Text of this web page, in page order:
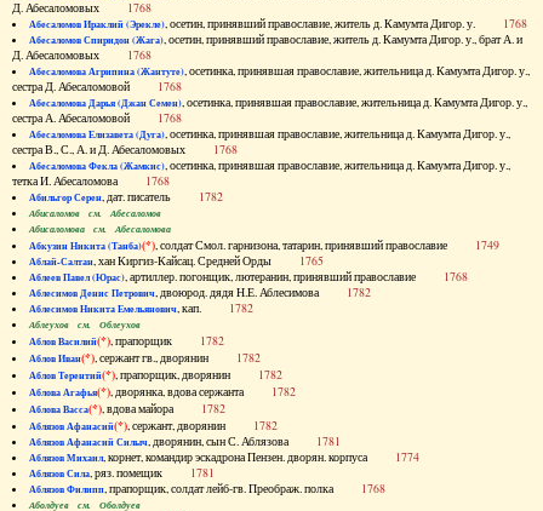
Д. Абесаломовых 1768
Абесаломов Ираклий (Эрекле), осетин, принявший православие, житель д. Камумта Дигор. у. 1768
Абесаломов Спиридон (Жага), осетин, принявший православие, житель д. Камумта Дигор. у., брат А. и
Д. Абесаломовых 1768
Абесаломова Агрипина (Жантуте), осетинка, принявшая православие, жительница д. Камумта Дигор. у.,
сестра Д. Абесаломовой 1768
Абесаломова Дарья (Джан Семен), осетинка, принявшая православие, жительница д. Камумта Дигор. у.,
сестра А. Абесаломовой 1768
Абесаломова Елизавета (Дуга), осетинка, принявшая православие, жительница д. Камумта Дигор. у.,
сестра В., С., А. и Д. Абесаломовых 1768
Абесаломова Фекла (Жамкис), осетинка, принявшая православие, жительница д. Камумта Дигор. у.,
тетка И. Абесаломова 1768
Абильгор Серен, дат. писатель 1782
Абисаломов см. Абесаломов
Абисаломова см. Абесаломова
Абкузин Никита (Танба)(*), солдат Смол. гарнизона, татарин, принявший православие 1749
Аблай-Салтан, хан Киргиз-Кайсац. Средней Орды 1765
Аблеев Павел (Юрас), артиллер. погонщик, лютеранин, принявший православие 1768
Аблесимов Денис Петрович, двоюрод. дядя Н.Е. Аблесимова 1782
Аблесимов Никита Емельянович, кап. 1782
Аблеухов см. Облеухов
Аблов Василий(*), прапорщик 1782
Аблов Иван(*), сержант гв., дворянин 1782
Аблов Терентий(*), прапорщик, дворянин 1782
Аблова Агафья(*), дворянка, вдова сержанта 1782
Аблова Васса(*), вдова майора 1782
Аблязов Афанасий(*), сержант, дворянин 1782
Аблязов Афанасий Силыч, дворянин, сын С. Аблязова 1781
Аблязов Михаил, корнет, командир эскадрона Пензен. дворян. корпуса 1774
Аблязов Сила, ряз. помещик 1781
Аблязов Филипп, прапорщик, солдат лейб-гв. Преображ. полка 1768
Аболдуев см. Оболдуев